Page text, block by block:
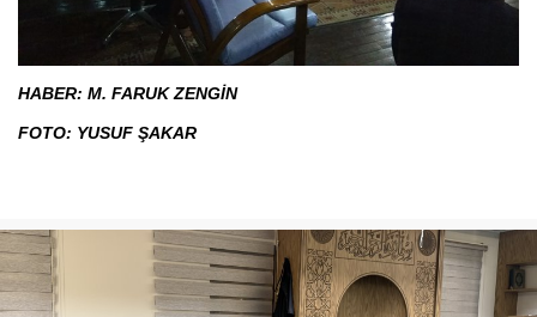
HABER: M. FARUK ZENGİN
FOTO: YUSUF ŞAKAR